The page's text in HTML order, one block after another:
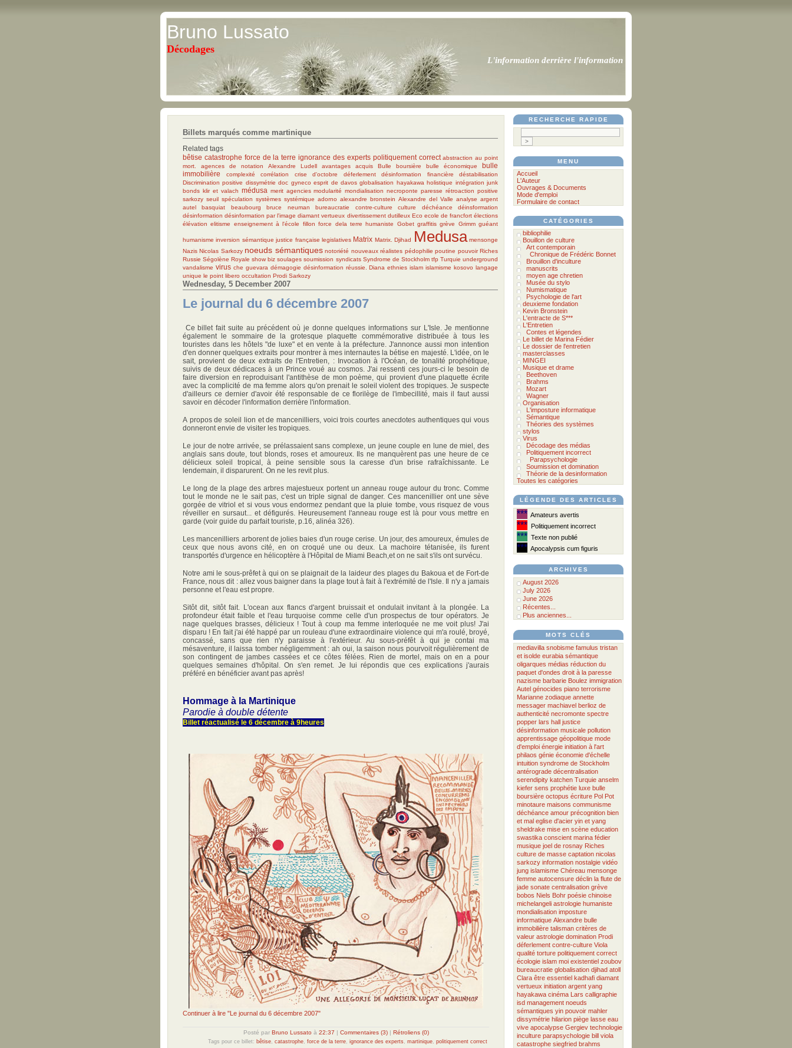
Bruno Lussato
Décodages
L'information derrière l'information
Billets marqués comme martinique
Related tags
bêtise catastrophe force de la terre ignorance des experts politiquement correct abstraction au point
mort.
agences de notation Alexandre Ludell avantages acquis Bulle boursière bulle économique
bulle
immobilière
complexité corrélation crise d'octobre déferlement désinformation financière
déstabilisation
Discrimination positive dissymétrie doc gyneco esprit de davos globalisation hayakawa holistique intégration junk
bonds klir et valach médusa merit agencies modularité mondialisation necroponte paresse rétroaction positive
sarkozy seuil spéculation systèmes systémique adorno alexandre bronstein Alexandre del Valle analyse argent
autel
basquiat beaubourg bruce neuman bureaucratie contre-culture culture déchéance
déinsformation
désinformation désinformation par l'image diamant vertueux divertissement dutilleux Eco ecole de francfort élections
élévation elitisme enseignement à l'école fillon force dela terre humaniste Gobet graffitis grève Grimm guéant
humanisme inversion sémantique justice française legislatives Matrix Matrix. Djihad Medusa mensonge
Nazis Nicolas Sarkozy noeuds sémantiques notoriété nouveaux réalistes pédophilie poutine pouvoir Riches
Russie Ségolène Royale show biz soulages soumission syndicats Syndrome de Stockholm tfp Turquie underground
vandalisme virus che guevara démagogie désinformation réussie. Diana ethnies islam islamisme kosovo langage
unique le point libero occultation Prodi Sarkozy
Wednesday, 5 December 2007
Le journal du 6 décembre 2007
Ce billet fait suite au précédent où je donne quelques informations sur L'Isle. Je mentionne
également le sommaire de la grotesque plaquette commémorative distribuée à tous les
touristes dans les hôtels "de luxe" et en vente à la préfecture. J'annonce aussi mon intention
d'en donner quelques extraits pour montrer à mes internautes la bétise en majesté. L'idée, on le
sait, provient de deux extraits de l'Entretien, : Invocation à l'Océan, de tonalité prophétique,
suivis de deux dédicaces à un Prince voué au cosmos. J'ai ressenti ces jours-ci le besoin de
faire diversion en reproduisant l'antithèse de mon poème, qui provient d'une plaquette écrite
avec la complicité de ma femme alors qu'on prenait le soleil violent des tropiques. Je suspecte
d'ailleurs ce dernier d'avoir été responsable de ce florilège de l'imbecillité, mais il faut aussi
savoir en décoder l'information derrière l'information.
A propos de soleil lion et de mancenilliers, voici trois courtes anecdotes authentiques qui vous
donneront envie de visiter les tropiques.
Le jour de notre arrivée, se prélassaient sans complexe, un jeune couple en lune de miel, des
anglais sans doute, tout blonds, roses et amoureux. Ils ne manquèrent pas une heure de ce
délicieux soleil tropical, à peine sensible sous la caresse d'un brise rafraîchissante. Le
lendemain, il disparurent. On ne les revit plus.
Le long de la plage des arbres majestueux portent un anneau rouge autour du tronc. Comme
tout le monde ne le sait pas, c'est un triple signal de danger. Ces mancenillier ont une sève
gorgée de vitriol et si vous vous endormez pendant que la pluie tombe, vous risquez de vous
réveiller en sursaut... et défigurés. Heureusement l'anneau rouge est là pour vous mettre en
garde (voir guide du parfait touriste, p.16, alinéa 326).
Les mancenilliers arborent de jolies baies d'un rouge cerise. Un jour, des amoureux, émules de
ceux que nous avons cité, en on croqué une ou deux. La machoire tétanisée, ils furent
transportés d'urgence en hélicoptère à l'Hôpital de Miami Beach,et on ne sait s'ils ont survécu.
Notre ami le sous-prêfet à qui on se plaignait de la laideur des plages du Bakoua et de Fort-de
France, nous dit : allez vous baigner dans la plage tout à fait à l'extrémité de l'Isle. Il n'y a jamais
personne et l'eau est propre.
Sitôt dit, sitôt fait. L'ocean aux flancs d'argent bruissait et ondulait invitant à la plongée. La
profondeur était faible et l'eau turquoise comme celle d'un prospectus de tour opérators. Je
nage quelques brasses, délicieux ! Tout à coup ma femme interloquée ne me voit plus! J'ai
disparu ! En fait j'ai été happé par un rouleau d'une extraordinaire violence qui m'a roulé, broyé,
concassé, sans que rien n'y paraisse à l'extérieur. Au sous-préfêt à qui je contai ma
mésaventure, il laissa tomber négligemment : ah oui, la saison nous pourvoit régulièrement de
son contingent de jambes cassées et ce côtes félées. Rien de mortel, mais on en a pour
quelques semaines d'hôpital. On s'en remet. Je lui répondis que ces explications j'aurais
préféré en bénéficier avant pas après!
Hommage à la Martinique
Parodie à double détente
Billet réactualisé le 6 décembre à 9heures
Continuer à lire "Le journal du 6 décembre 2007"
Posté par Bruno Lussato à 22:37 | Commentaires (3)| Rétroliens (0)
Tags pour ce billet: bêtise catastrophe force de la terre ignorance des experts martinique politiquement correct
RECHERCHE RAPIDE
MENU
Accueil
L'Auteur
Ouvrages & Documents
Mode d'emploi
Formulaire de contact
CATÉGORIES
bibliophilie
Bouillon de culture
Art contemporain
Chronique de Frédéric Bonnet
Brouillon d'inculture
manuscrits
moyen age chretien
Musée du stylo
Numismatique
Psychologie de l'art
deuxieme fondation
Kevin Bronstein
L'entracte de S***
L'Entretien
Contes et légendes
Le billet de Marina Fédier
Le dossier de l'entretien
masterclasses
MINGEI
Musique et drame
Beethoven
Brahms
Mozart
Wagner
Organisation
L'imposture informatique
Sémantique
Théories des systèmes
stylos
Virus
Décodage des médias
Politiquement incorrect
Parapsychologie
Soumission et domination
Théorie de la desinformation
Toutes les catégories
LÉGENDE DES ARTICLES
*** Amateurs avertis
*** Politiquement incorrect
*** Texte non publié
*** Apocalypsis cum figuris
ARCHIVES
August 2026
July 2026
June 2026
Récentes...
Plus anciennes...
MOTS CLÉS
mediavilla snobisme famulus tristan
et isolde eurabia sémantique
oligarques médias réduction du
paquet d'ondes droit à la paresse
nazisme barbarie Boulez immigration
Autel génocides piano terrorisme
Marianne zodiaque annette
messager machiavel berlioz de
authenticité necromonte spectre
popper lars hall justice
désinformation musicale pollution
apprentissage géopolitique mode
d'emploi énergie initiation à l'art
philaos génie économie d'échelle
intuition syndrome de Stockholm
antérograde décentralisation
serendipity katchen Turquie anselm
kiefer sens prophétie luxe bulle
boursière octopus écriture Pol Pot
minotaure maisons communisme
déchéance amour précognition bien
et mal eglise d'acier yin et yang
sheldrake mise en scène education
swastika conscient marina fédier
musique joel de rosnay Riches
culture de masse captation nicolas
sarkozy information nostalgie vidéo
jung islamisme Chéreau mensonge
femme autocensure déclin la flute de
jade sonate centralisation grève
bobos Niels Bohr poésie chinoise
michelangeli astrologie humaniste
mondialisation imposture
informatique Alexandre bulle
immobilière talisman critères de
valeur astrologie domination Prodi
déferlement contre-culture Viola
qualité torture politiquement correct
écologie islam moi existentiel zoubov
bureaucratie globalisation djihad atoll
Clara être essentiel kadhafi diamant
vertueux initiation argent yang
hayakawa cinéma Lars calligraphie
isd management noeuds
sémantiques yin pouvoir mahler
dissymétrie hilarion piège lasse eau
vive apocalypse Gergiev technologie
inculture parapsychologie bill viola
catastrophe siegfried brahms